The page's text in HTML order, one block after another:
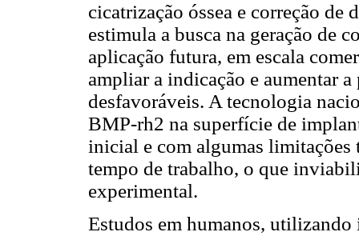
cicatrização óssea e correção de
estimula a busca na geração de
aplicação futura, em escala
ampliar a indicação e aumentar
desfavoráveis. A tecnologia
BMP-rh2 na superfície de
inicial e com algumas limitações
tempo de trabalho, o que
experimental.
Estudos em humanos, utilizando